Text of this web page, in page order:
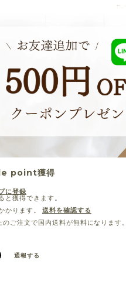
point獲得
に登録
と獲得できます。
ります。
送料を確認する
ご注文で国内送料が無料になります。
通報する